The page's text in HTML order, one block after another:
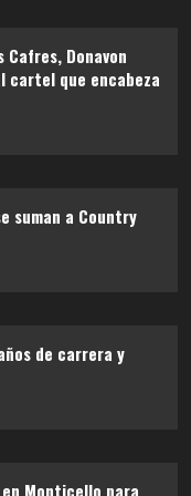
Cafres, Donavon
cartel que encabeza
suman a Country
de carrera y
en Monticello para